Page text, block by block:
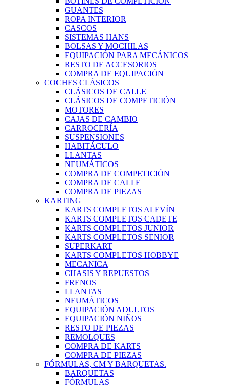
GUANTES
ROPA INTERIOR
CASCOS
SISTEMAS HANS
BOLSAS Y MOCHILAS
EQUIPACIÓN PARA MECÁNICOS
RESTO DE ACCESORIOS
COMPRA DE EQUIPACIÓN
COCHES CLÁSICOS
CLÁSICOS DE CALLE
CLÁSICOS DE COMPETICIÓN
MOTORES
CAJAS DE CAMBIO
CARROCERÍA
SUSPENSIONES
HABITÁCULO
LLANTAS
NEUMÁTICOS
COMPRA DE COMPETICIÓN
COMPRA DE CALLE
COMPRA DE PIEZAS
KARTING
KARTS COMPLETOS ALEVÍN
KARTS COMPLETOS CADETE
KARTS COMPLETOS JUNIOR
KARTS COMPLETOS SENIOR
SUPERKART
KARTS COMPLETOS HOBBYE
MECANICA
CHASIS Y REPUESTOS
FRENOS
LLANTAS
NEUMÁTICOS
EQUIPACIÓN ADULTOS
EQUIPACIÓN NIÑOS
RESTO DE PIEZAS
REMOLQUES
COMPRA DE KARTS
COMPRA DE PIEZAS
FÓRMULAS, CM Y BARQUETAS.
BARQUETAS
FÓRMULAS